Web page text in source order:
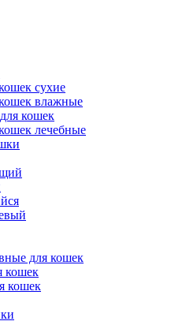
сухие
влажные
кошек
лечебные
для кошек
кошек
кошек